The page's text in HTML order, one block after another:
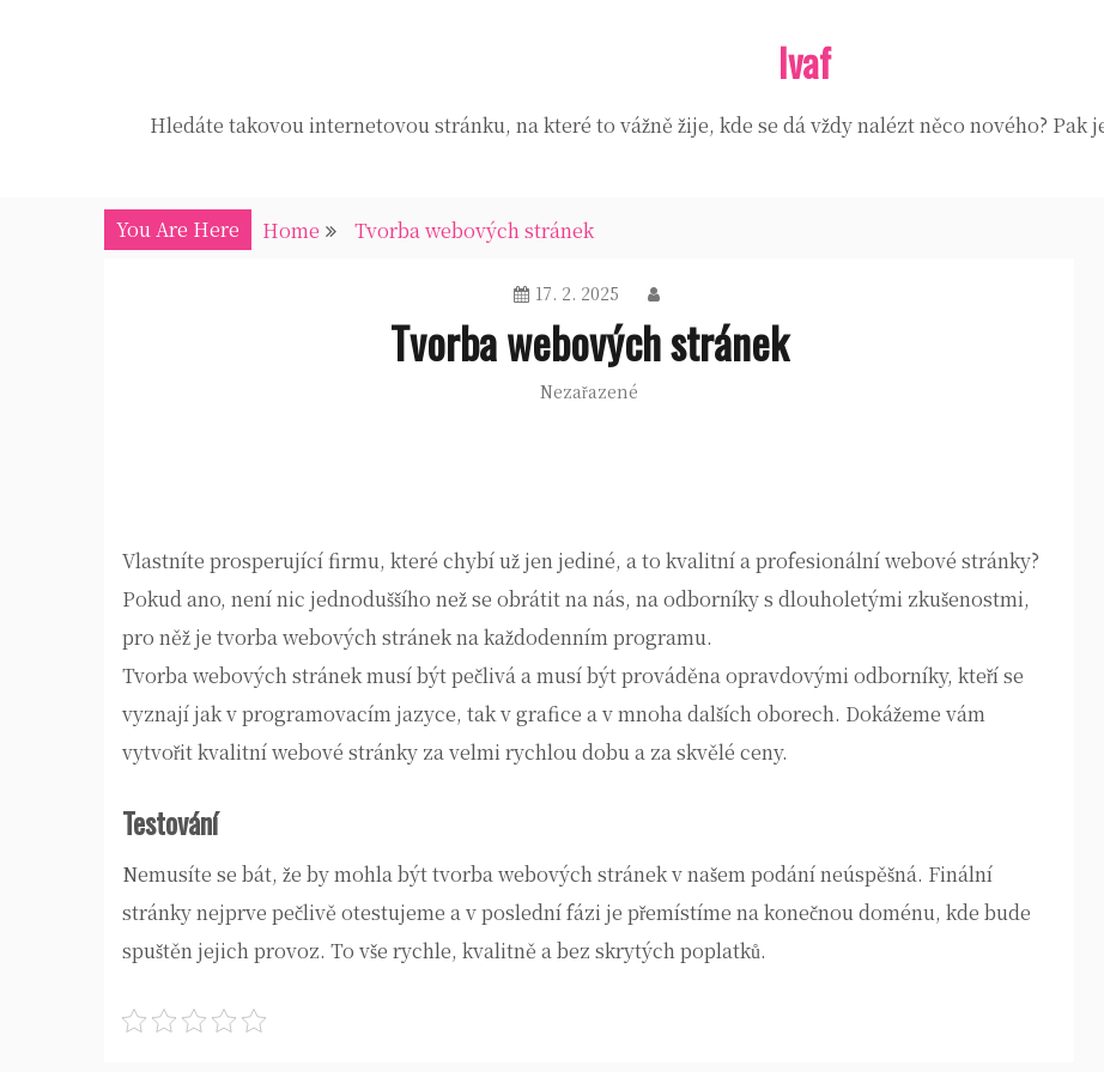
Ivaf
Hledáte takovou internetovou stránku, na které to vážně žije, kde se dá vždy nalézt něco nového? Pak
You Are Here Home Tvorba webových stránek
17. 2. 2025
Tvorba webových stránek
Nezařazené
Vlastníte prosperující firmu, které chybí už jen jediné, a to kvalitní a profesionální webové stránky?
Pokud ano, není nic jednoduššího než se obrátit na nás, na odborníky s dlouholetými zkušenostmi,
pro něž je tvorba webových stránek na každodenním programu.
Tvorba webových stránekmusí být pečlivá a musí být prováděna opravdovými odborníky, kteří se
vyznají jak v programovacím jazyce, tak v grafice a v mnoha dalších oborech. Dokážeme vám
vytvořit kvalitní webové stránky za velmi rychlou dobu a za skvělé ceny.
Testování
Nemusíte se bát, že by mohla být tvorba webových stránek v našem podání neúspěšná. Finální
stránky nejprve pečlivě otestujeme a v poslední fázi je přemístíme na konečnou doménu, kde bude
spuštěn jejich provoz. To vše rychle, kvalitně a bez skrytých poplatků.